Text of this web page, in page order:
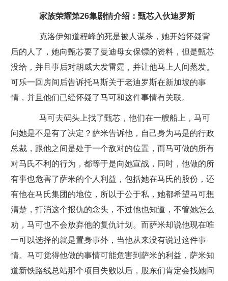
家族荣耀第26集剧情介绍：甄芯入伙迪罗斯
克洛伊知道程峰的死是被人谋杀，她开始怀疑背
后的人了，她向甄芯要了曼迪母女保镖的资料，但是甄芯
没给，并且事后对胡威大发雷霆，并让他马上人间蒸发。
可乐一回房间后告诉托马斯关于老迪罗斯在新加坡的事
情，并且他们已经怀疑了马可和这件事情有关联。
马可去码头上找了甄芯，他们在一艘船上，马可
问她是不是有了决定？萨米告诉他，自己身为马是的行政
总裁，跟他之间是处于一个敌对的位置，而马可做的所有
对马氏不利的行为，都等于是向她宣战，同时，他做的所
有事也危害了萨米的个人利益，包括她在马氏的股份，还
有他在马氏集团的地位，所以于公于私，她都希望马可想
清楚，打消这个报仇的念头，不过他也知道，不管她怎么
劝，马可也不会放弃他的复仇计划。而萨米却说他现在唯
一可以选择的就是置身事外，当他从来没有说过这件事
情。马可觉得他做的事情可能危害到萨米的利益，萨米知
道新铁路线总站那个项目失败以后，股东们肯定会找她问